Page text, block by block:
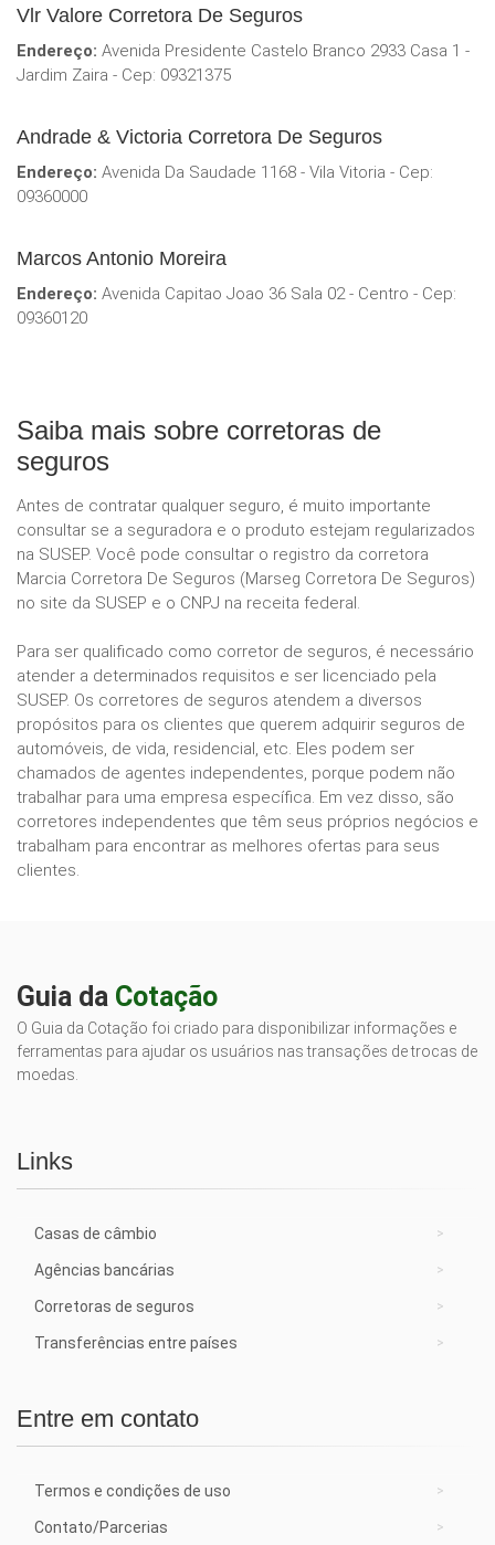
Vlr Valore Corretora De Seguros
Endereço: Avenida Presidente Castelo Branco 2933 Casa 1 -
Jardim Zaira - Cep: 09321375
Andrade & Victoria Corretora De Seguros
Endereço: Avenida Da Saudade 1168 - Vila Vitoria - Cep:
09360000
Marcos Antonio Moreira
Endereço: Avenida Capitao Joao 36 Sala 02 - Centro - Cep:
09360120
Saiba mais sobre corretoras de
seguros
Antes de contratar qualquer seguro, é muito importante
consultar se a seguradora e o produto estejam regularizados
na SUSEP. Você pode consultar o registro da corretora
Marcia Corretora De Seguros (Marseg Corretora De Seguros)
no site da SUSEP e o CNPJ na receita federal.
Para ser qualificado como corretor de seguros, é necessário
atender a determinados requisitos e ser licenciado pela
SUSEP. Os corretores de seguros atendem a diversos
propósitos para os clientes que querem adquirir seguros de
automóveis, de vida, residencial, etc. Eles podem ser
chamados de agentes independentes, porque podem não
trabalhar para uma empresa específica. Em vez disso, são
corretores independentes que têm seus próprios negócios e
trabalham para encontrar as melhores ofertas para seus
clientes.
Guia da Cotação
O Guia da Cotação foi criado para disponibilizar informações e
ferramentas para ajudar os usuários nas transações de trocas de
moedas.
Links
Casas de câmbio
Agências bancárias
Corretoras de seguros
Transferências entre países
Entre em contato
Termos e condições de uso
Contato/Parcerias